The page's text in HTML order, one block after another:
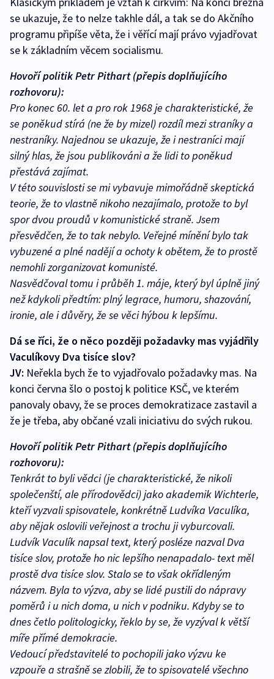
se ukazuje, že to nelze takhle dál, a tak se do Akčního
programu připíše věta, že i věřící mají právo vyjadřovat
se k základním věcem socialismu.
Hovoří politik Petr Pithart (přepis doplňujícího
rozhovoru):
Pro konec 60. let a pro rok 1968 je charakteristické, že
se poněkud stírá (ne že by mizel) rozdíl mezi straníky a
nestraníky. Najednou se ukazuje, že i nestraníci mají
silný hlas, že jsou publikováni a že lidi to poněkud
přestává zajímat.
V této souvislosti se mi vybavuje mimořádně skeptická
teorie, že to vlastně nikoho nezajímalo, protože to byl
spor dvou proudů v komunistické straně. Jsem
přesvědčen, že to tak nebylo. Veřejné mínění bylo tak
vybuzené a plné nadějí a ochoty k obětem, že to prostě
nemohli zorganizovat komunisté.
Nasvědčoval tomu i průběh 1. máje, který byl úplně jiný
než kdykoli předtím: plný legrace, humoru, shazování,
ironie, ale i důvěry, že se věci hýbou k lepšímu.
Dá se říci, že o něco později požadavky mas vyjádřily
Vaculíkovy Dva tisíce slov?
JV: Neřekla bych že to vyjadřovalo požadavky mas. Na
konci června šlo o postoj k politice KSČ, ve kterém
panovaly obavy, že se proces demokratizace zastavil a
že je třeba, aby občané vzali iniciativu do svých rukou.
Hovoří politik Petr Pithart (přepis doplňujícího
rozhovoru):
Tenkrát to byli vědci (je charakteristické, že nikoli
společenští, ale přírodovědci) jako akademik Wichterle,
kteří vyzvali spisovatele, konkrétně Ludvíka Vaculíka,
aby nějak oslovili veřejnost a trochu ji vyburcovali.
Ludvík Vaculík napsal text, který posléze nazval Dva
tisíce slov, protože ho nic lepšího nenapadalo- text měl
prostě dva tisíce slov. Stalo se to však okřídleným
názvem. Byla to výzva, aby se lidé pustili do nápravy
poměrů i u nich doma, u nich v podniku. Kdyby se to
dnes četlo politologicky, řeklo by se, že vyzýval k větší
míře přímé demokracie.
Vedoucí představitelé to pochopili jako výzvu ke
vzpouře a strašně se zlobili, že to spisovatelé všechno